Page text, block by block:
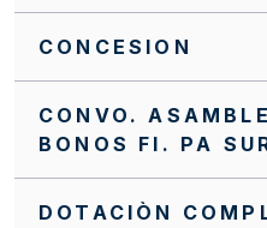
CONCESION
CONVO.
BONOS FI. PA
DOTACIÒN